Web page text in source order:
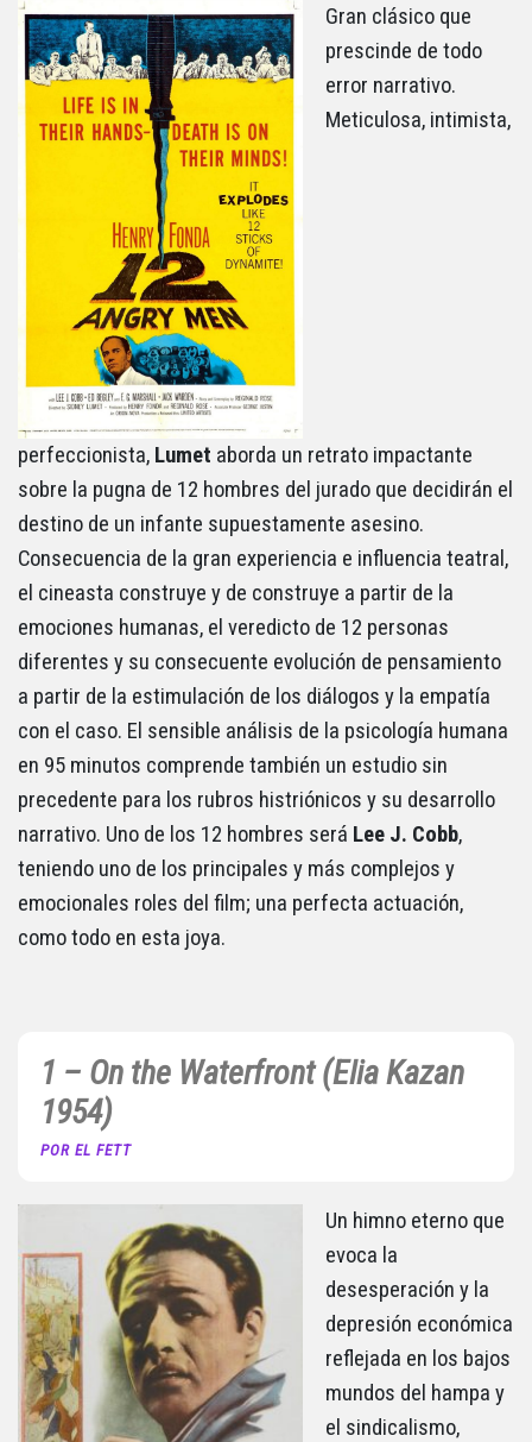
Gran clásico que
prescinde de todo
error narrativo.
Meticulosa, intimista,
perfeccionista, Lumet aborda un retrato impactante
sobre la pugna de 12 hombres del jurado que decidirán el
destino de un infante supuestamente asesino.
Consecuencia de la gran experiencia e influencia teatral,
el cineasta construye y de construye a partir de la
emociones humanas, el veredicto de 12 personas
diferentes y su consecuente evolución de pensamiento
a partir de la estimulación de los diálogos y la empatía
con el caso. El sensible análisis de la psicología humana
en 95 minutos comprende también un estudio sin
precedente para los rubros histriónicos y su desarrollo
narrativo. Uno de los 12 hombres será Lee J. Cobb,
teniendo uno de los principales y más complejos y
emocionales roles del film; una perfecta actuación,
como todo en esta joya.
1 – On the Waterfront (Elia Kazan
1954)
POR EL FETT
Un himno eterno que
evoca la
desesperación y la
depresión económica
reflejada en los bajos
mundos del hampa y
el sindicalismo,